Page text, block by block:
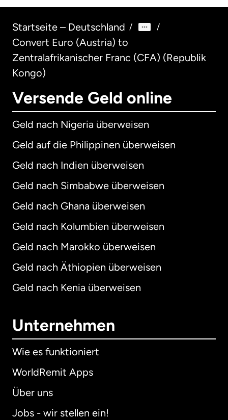
Startseite – Deutschland / /
Convert Euro (Austria) to
Zentralafrikanischer Franc (CFA) (Republik
Kongo)
Versende Geld online
Geld nach Nigeria überweisen
Geld auf die Philippinen überweisen
Geld nach Indien überweisen
Geld nach Simbabwe überweisen
Geld nach Ghana überweisen
Geld nach Kolumbien überweisen
Geld nach Marokko überweisen
Geld nach Äthiopien überweisen
Geld nach Kenia überweisen
Unternehmen
Wie es funktioniert
WorldRemit Apps
Über uns
Jobs - wir stellen ein!